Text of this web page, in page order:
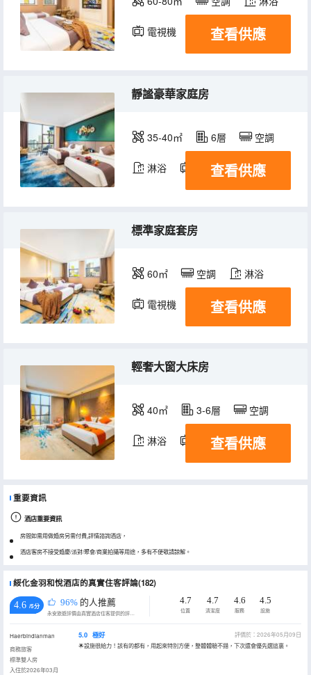
電視機 查看供應
靜謐豪華家庭房
35-40㎡ 6層 空調
淋浴 電視機
查看供應
標準家庭套房
60㎡ 空調 淋浴
電視機 查看供應
輕奢大窗大床房
40㎡ 3-6層 空調
淋浴 電視機
查看供應
重要資訊
酒店重要資訊
房間如需用做婚房另需付費,詳情諮詢酒店，
酒店客房不接受婚慶/派對/聚會/商業拍攝等用途，多有不便敬請諒解。
綏化金羽和悅酒店的真實住客評論(182)
4.6 /5分 96% 的人推薦
永安旅遊評價由真實酒店住客提供的評價。
4.7
位置
4.7
清潔度
4.6
服務
4.5
設施
Haerbindianman
商務旅客
標準雙人房
入住於2026年03月
5.0 極好
評價於：2026年05月09日
🌟設施很給力！該有的都有，用起來特別方便，整體體驗不錯，下次還會優先選這裏。